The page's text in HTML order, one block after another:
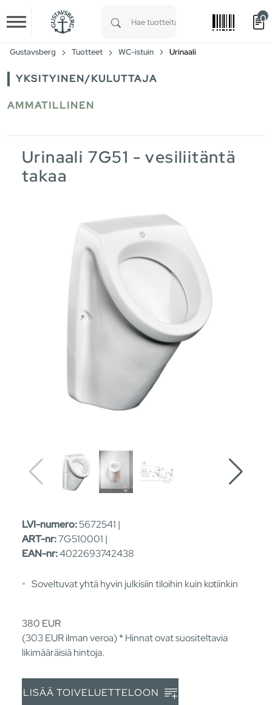
Skip to main content
0
Gustavsberg Tuotteet WC-istuin Urinaali
YKSITYINEN/KULUTTAJA
AMMATILLINEN
Urinaali 7G51 - vesiliitäntä
takaa
LVI-numero:5672541 |
ART-nr:7G510001 |
EAN-nr:4022693742438
Soveltuvat yhtä hyvin julkisiin tiloihin kuin kotiinkin
380 EUR
(303EURilman veroa) * Hinnat ovat suositeltavia
likimääräisiä hintoja.
LISÄÄ TOIVELUETTELOON